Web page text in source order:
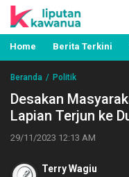
Liputan Kawanua
Berita Manado,
Pemerintahan,
Home Berita Terkini
Beranda Politik
Desakan
Lapian Terjun ke
29/11/2023 12:13 AM
Terry Wagiu